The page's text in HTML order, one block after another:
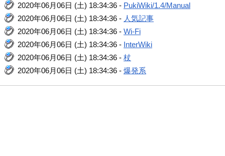
2020年06月06日 (土) 18:34:36 - PukiWiki/1.4/Manual
2020年06月06日 (土) 18:34:36 - 人気記事
2020年06月06日 (土) 18:34:36 -Wi-Fi
2020年06月06日 (土) 18:34:36 - InterWiki
2020年06月06日 (土) 18:34:36 -杖
2020年06月06日 (土) 18:34:36 -爆発系